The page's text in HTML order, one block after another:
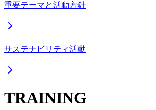
重要テーマと活動方針
サステナビリティ活動
TRAINING